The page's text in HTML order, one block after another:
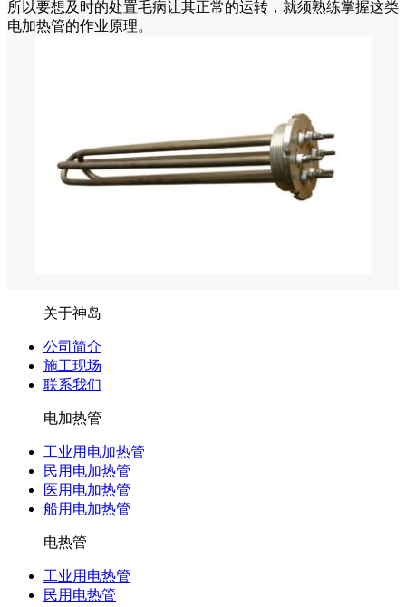
所以要想及时的处置毛病让其正常的运转，就须熟练掌握这类
电加热管的作业原理。
关于神岛
公司简介
施工现场
联系我们
电加热管
工业用电加热管
民用电加热管
医用电加热管
船用电加热管
电热管
工业用电热管
民用电热管